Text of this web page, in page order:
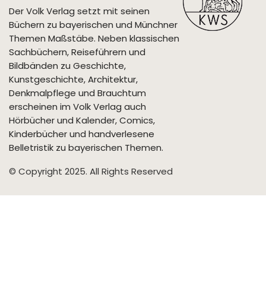
Der Volk Verlag setzt mit seinen
Büchern zu bayerischen und Münchner
Themen Maßstäbe. Neben klassischen
Sachbüchern, Reiseführern und
Bildbänden zu Geschichte,
Kunstgeschichte, Architektur,
Denkmalpflege und Brauchtum
erscheinen im Volk Verlag auch
Hörbücher und Kalender, Comics,
Kinderbücher und handverlesene
Belletristik zu bayerischen Themen.
© Copyright 2025. All Rights Reserved